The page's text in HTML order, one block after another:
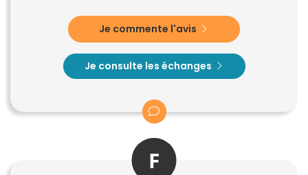
Je commente l'avis
Je consulte les échanges
F